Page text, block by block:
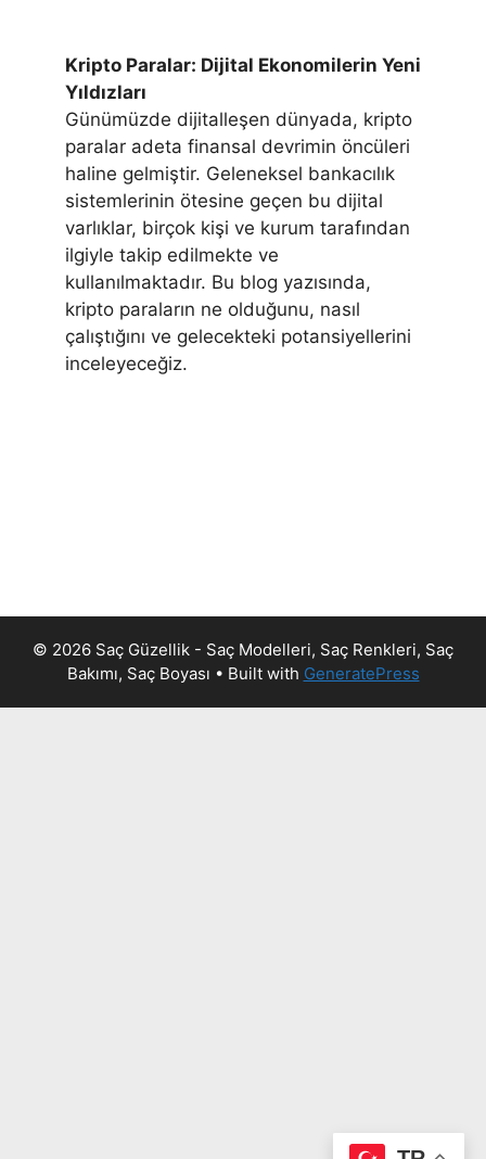
Kripto Paralar: Dijital Ekonomilerin Yeni
Yıldızları
Günümüzde dijitalleşen dünyada, kripto
paralar adeta finansal devrimin öncüleri
haline gelmiştir. Geleneksel bankacılık
sistemlerinin ötesine geçen bu dijital
varlıklar, birçok kişi ve kurum tarafından
ilgiyle takip edilmekte ve
kullanılmaktadır. Bu blog yazısında,
kripto paraların ne olduğunu, nasıl
çalıştığını ve gelecekteki potansiyellerini
inceleyeceğiz.
© 2026 Saç Güzellik - Saç Modelleri, Saç Renkleri, Saç
Bakımı, Saç Boyası • Built with GeneratePress